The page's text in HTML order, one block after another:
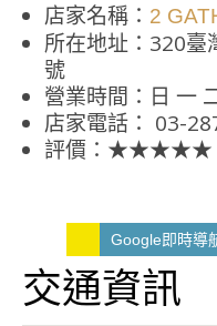
店家名稱： 2
所在地址：320臺
號
營業時間：日 一
店家電話： 03-
評價：★★★★★
Google即時導
交通資訊